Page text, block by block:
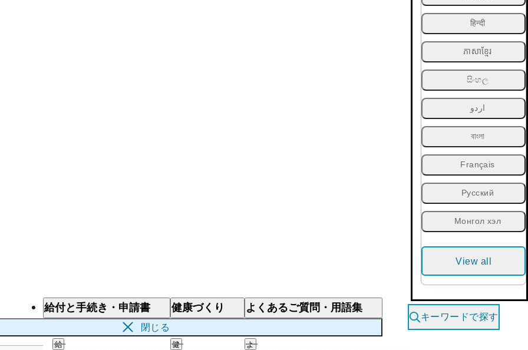
हिन्दी
ភាសាខ្មែរ
සිංහල
اردو
বাংলা
Français
Русский
Монгол хэл
View all
給付と手続き・申請書
給付と手続き
給
健康づくり
健
よくあるご質問・用語集
よ
閉じる
キーワードで探す